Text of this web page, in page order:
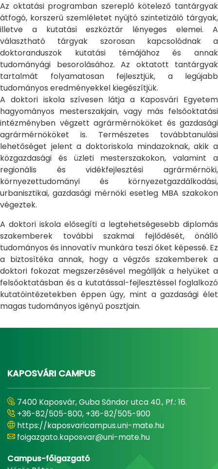
Az oktatási programban szereplő kötelező tantárgyak
átfogó, korszerű szemléletet nyújtó szintetizáló tárgyak,
illetve a kutatási eszköztár lényeges elemei. A
választható tárgyak szorosan kapcsolódnak a
doktoranduszok kutatási témájához és annak
tudományági besorolásához. Az oktatott tantárgyak
tartalmát folyamatosan fejlesztjük, a legújabb
tudományos eredményekkel kiegészítjük.
A doktori iskola szívesen látja a Kaposvári Egyetem
hagyományos mesterszakjain, vagy más felsőoktatási
intézményben végzett agrármérnököket és gazdasági
agrármérnököket is. Természetes továbbtanulási
lehetőséget jelent a doktoriskola mindazoknak, akik a
közgazdasági és üzleti mesterszakokon, valamint a
regionális és vidékfejlesztési agrármérnöki,
környezettudományi és környezetgazdálkodási,
urbanisztikai, gazdasági mérnöki esetleg MBA szakokon
végeztek.
A doktori iskola elősegíti a legtehetségesebb diplomás
szakemberek további szakmai fejlődését, önálló
tudományos és innovatív munkára teszi őket képessé. Ez
a biztosítéka annak, hogy a végzős szakemberek a
doktori fokozat megszerzésével megállják a helyüket a
felsőoktatásban és a kutatással-fejlesztéssel foglalkozó
kutatóintézetekben éppen úgy, mint a gazdasági élet
magas tudományos igényű posztjain.
KAPOSVÁRI CAMPUS
7400 Kaposvár, Guba Sándor utca 40., Pf.: 16.
+36-82/505-800, +36-82/505-900
https://kaposvaricampus.uni-mate.hu
foigazgato.kaposvar@uni-mate.hu
Campus-főigazgató